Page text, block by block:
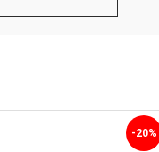
-20%